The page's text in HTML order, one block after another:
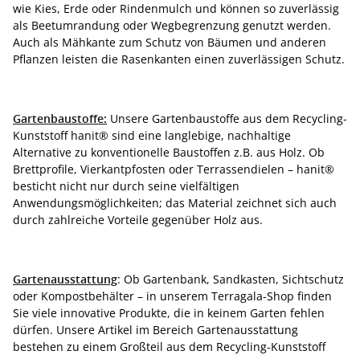
wie Kies, Erde oder Rindenmulch und können so zuverlässig
als Beetumrandung oder Wegbegrenzung genutzt werden.
Auch als Mähkante zum Schutz von Bäumen und anderen
Pflanzen leisten die Rasenkanten einen zuverlässigen Schutz.
Gartenbaustoffe: Unsere Gartenbaustoffe aus dem Recycling-
Kunststoff hanit® sind eine langlebige, nachhaltige
Alternative zu konventionelle Baustoffen z.B. aus Holz. Ob
Brettprofile, Vierkantpfosten oder Terrassendielen – hanit®
besticht nicht nur durch seine vielfältigen
Anwendungsmöglichkeiten; das Material zeichnet sich auch
durch zahlreiche Vorteile gegenüber Holz aus.
Gartenausstattung: Ob Gartenbank, Sandkasten, Sichtschutz
oder Kompostbehälter – in unserem Terragala-Shop finden
Sie viele innovative Produkte, die in keinem Garten fehlen
dürfen. Unsere Artikel im Bereich Gartenausstattung
bestehen zu einem Großteil aus dem Recycling-Kunststoff